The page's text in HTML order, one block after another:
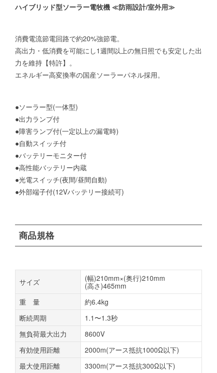
ハイブリッド型ソーラー電牧機 ≪防雨設計/室外用≫
消費電流節電回路で約20%強節電。
高出力・低消費を可能にし1週間以上の無日照でも安定した出
力を維持【特許】。
エネルギー高変換率の国産ソーラーパネル採用。
●ソーラー型(一体型)
●出力ランプ付
●障害ランプ付(一定以上の漏電時)
●自動スイッチ付
●バッテリーモニター付
●高性能バッテリー内蔵
●光電スイッチ(夜間/昼間自動)
●外部端子付(12Vバッテリー接続可)
商品規格
サイズ
(幅)210mm×(奥行)210mm
(高さ)465mm
重 量
約6.4kg
断続周期
1.1〜1.3秒
無負荷最大出力
8600V
有効使用距離
2000m(アース抵抗1000Ω以下)
最大使用距離
3300m(アース抵抗300Ω以下)